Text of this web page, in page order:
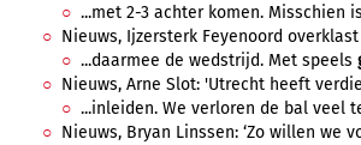
...met 2-3 achter komen. Misschien
Nieuws, Ijzersterk Feyenoord overklast
...daarmee de wedstrijd. Met speels
Nieuws, Arne Slot: 'Utrecht heeft
...inleiden. We verloren de bal veel
Nieuws, Bryan Linssen: ‘Zo willen we